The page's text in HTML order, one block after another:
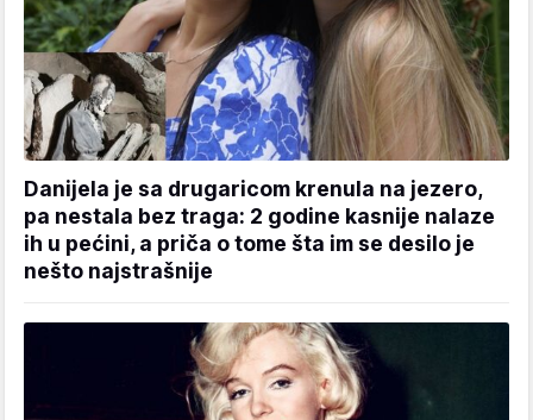
Danijela je sa drugaricom krenula na jezero,
pa nestala bez traga: 2 godine kasnije nalaze
ih u pećini, a priča o tome šta im se desilo je
nešto najstrašnije